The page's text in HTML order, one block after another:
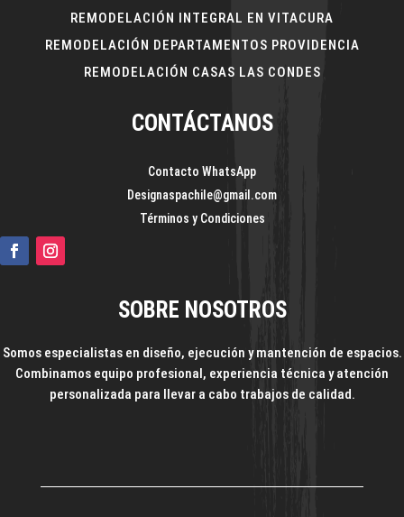
REMODELACIÓN INTEGRAL EN VITACURA
REMODELACIÓN DEPARTAMENTOS PROVIDENCIA
REMODELACIÓN CASAS LAS CONDES
CONTÁCTANOS
Contacto WhatsApp
Designaspachile@gmail.com
Términos y Condiciones
SOBRE NOSOTROS
Somos especialistas en diseño, ejecución y mantención de espacios.
Combinamos equipo profesional, experiencia técnica y atención
personalizada para llevar a cabo trabajos de calidad.